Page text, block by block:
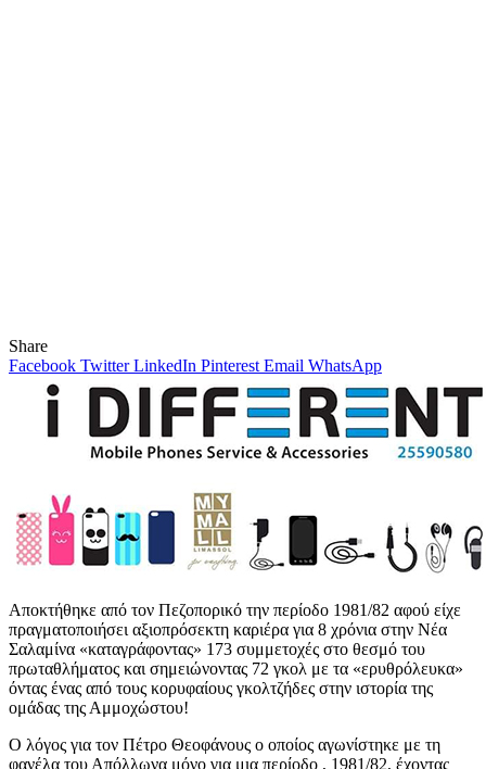
Share
Facebook Twitter LinkedIn Pinterest Email WhatsApp
Αποκτήθηκε από τον Πεζοπορικό την περίοδο 1981/82 αφού είχε
πραγματοποιήσει αξιοπρόσεκτη καριέρα για 8 χρόνια στην Νέα
Σαλαμίνα «καταγράφοντας» 173 συμμετοχές στο θεσμό του
πρωταθλήματος και σημειώνοντας 72 γκολ με τα «ερυθρόλευκα»
όντας ένας από τους κορυφαίους γκολτζήδες στην ιστορία της
ομάδας της Αμμοχώστου!
Ο λόγος για τον Πέτρο Θεοφάνους ο οποίος αγωνίστηκε με τη
φανέλα του Απόλλωνα μόνο για μια περίοδο , 1981/82, έχοντας